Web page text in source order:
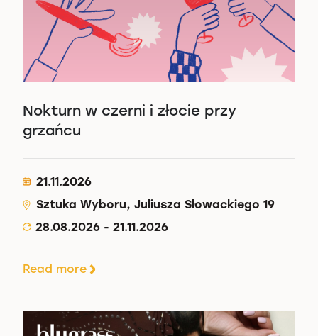
Nokturn w czerni i złocie przy
grzańcu
21.11.2026
Sztuka Wyboru, Juliusza Słowackiego 19
28.08.2026 - 21.11.2026
Read more